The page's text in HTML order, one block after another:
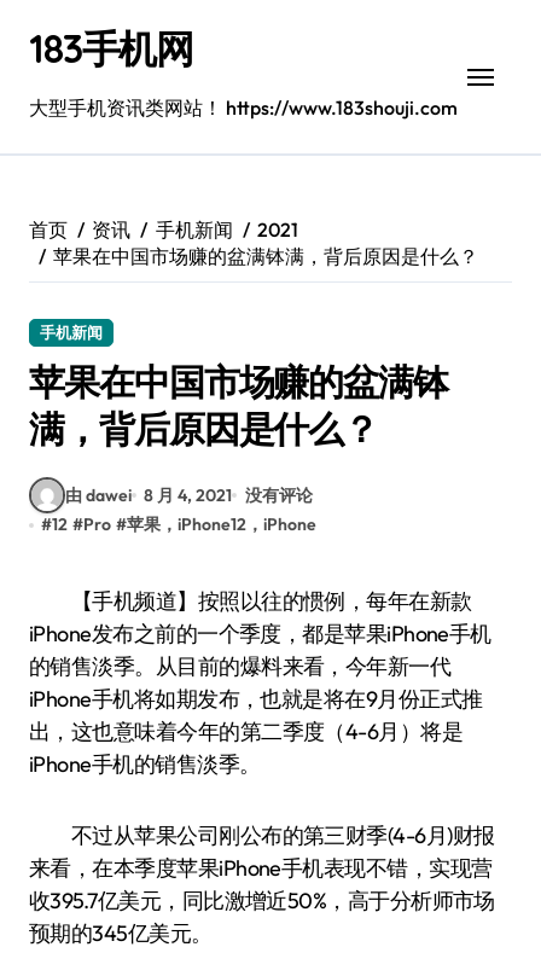
183手机网
大型手机资讯类网站！ https://www.183shouji.com
首页 资讯 手机新闻
2021
苹果在中国市场赚的盆满钵满，背后原因是什么？
手机新闻
苹果在中国市场赚的盆满钵
满，背后原因是什么？
由 dawei 8 月 4, 2021 没有评论
#12 #Pro #苹果，iPhone12，iPhone
【手机频道】按照以往的惯例，每年在新款
iPhone发布之前的一个季度，都是苹果iPhone手机
的销售淡季。从目前的爆料来看，今年新一代
iPhone手机将如期发布，也就是将在9月份正式推
出，这也意味着今年的第二季度（4-6月）将是
iPhone手机的销售淡季。
不过从苹果公司刚公布的第三财季(4-6月)财报
来看，在本季度苹果iPhone手机表现不错，实现营
收395.7亿美元，同比激增近50%，高于分析师市场
预期的345亿美元。